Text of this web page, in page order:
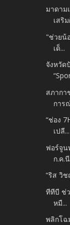
มาดาม
เสริ
"ช่วยน้
เด็...
จังหวัด
สภากา
การ
“ช่อง
เปลี...
ฟอร์จูน
ก.ค.
“ริส วิ
ทีทีบี ช่
หมื...
พลิกโฉ